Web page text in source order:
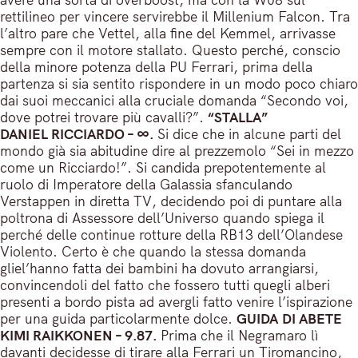
rettilineo per vincere servirebbe il Millenium Falcon. Tra
l’altro pare che Vettel, alla fine del Kemmel, arrivasse
sempre con il motore stallato. Questo perché, conscio
della minore potenza della PU Ferrari, prima della
partenza si sia sentito rispondere in un modo poco chiaro
dai suoi meccanici alla cruciale domanda “Secondo voi,
dove potrei trovare più cavalli?”. “STALLA”
DANIEL RICCIARDO – ∞. Si dice che in alcune parti del
mondo già sia abitudine dire al prezzemolo “Sei in mezzo
come un Ricciardo!”. Si candida prepotentemente al
ruolo di Imperatore della Galassia sfanculando
Verstappen in diretta TV, decidendo poi di puntare alla
poltrona di Assessore dell’Universo quando spiega il
perché delle continue rotture della RB13 dell’Olandese
Violento. Certo è che quando la stessa domanda
gliel’hanno fatta dei bambini ha dovuto arrangiarsi,
convincendoli del fatto che fossero tutti quegli alberi
presenti a bordo pista ad avergli fatto venire l’ispirazione
per una guida particolarmente dolce. GUIDA DI ABETE
KIMI RAIKKONEN – 9.87. Prima che il Negramaro lì
davanti decidesse di tirare alla Ferrari un Tiromancino,